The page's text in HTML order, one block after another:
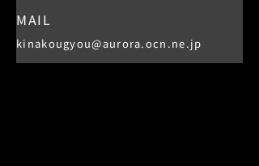
MAIL
kinakougyou@aurora.ocn.ne.jp